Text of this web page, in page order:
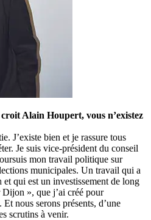
Alain Houpert, vous n’existez
J’existe bien et je rassure tous
Je suis vice-président du conseil
mon travail politique sur
municipales. Un travail qui a
et qui est un investissement de long
», que j’ai créé pour
nous serons présents, d’une
scrutins à venir.